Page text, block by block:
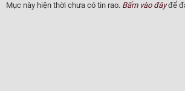
Mục này hiện thời chưa có tin rao. Bấm vào đâyđể